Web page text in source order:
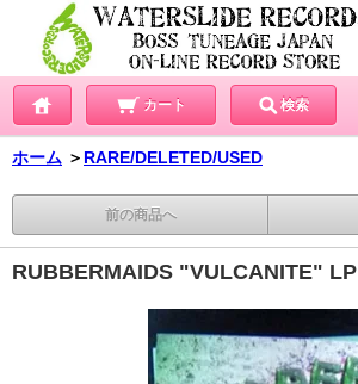
カート 検索
ホーム ＞ RARE/DELETED/USED
前の商品へ
RUBBERMAIDS "VULCANITE" LP